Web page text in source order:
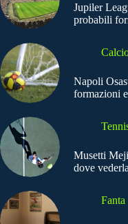
Jupiler
probabili
Napoli
formazioni
Musetti
dove vederla
Fanta